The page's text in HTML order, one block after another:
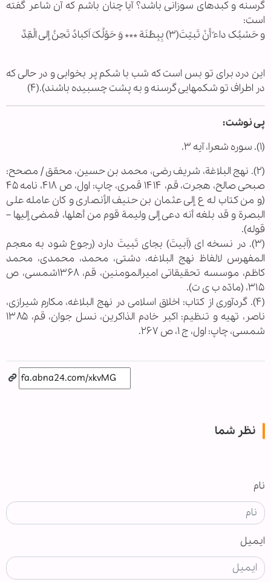
گرسنه و کبدهای سوزانی باشد؟ آیا چنان باشم که آن شاعر گفته
است:
و حَسْبُک داءً أَنْ تَبیْتَ(۳) بِبِطْنَة *** وَ حَوْلُکَ اَکبادُ تَحِنُ إلی الْقِدِّ
این درد برای تو بس است که شب با شکم پر بخوابی و در حالی که
در اطراف تو شکمهایی گرسنه و به پشت چسبیده باشند).(۴)
پی نوشت:
(۱). سوره شعرا، آیه ۳.
(۲). نهج البلاغة، شریف رضی، محمد بن حسین، محقق / مصحح:
صبحی صالح، هجرت، قم، ‌۱۴۱۴ قمری، چاپ: اول، ص ۴۱۸، نامه ۴۵
(و من کتاب له ع إلی عثمان بن حنیف الأنصاری و کان عامله علی
البصرة و قد بلغه أنه دعی إلی ولیمة قوم من أهلها، فمضی إلیها –
قوله).
(۳). در نسخه ای (اَبیتَ) بجای تَبیتَ دارد (رجوع شود به معجم
المفهرس لالفاظ نهج البلاغه، دشتی، محمد، محمدی، محمد
کاظم، موسسه تحقیقاتی امیرالمومنین، قم، ۱۳۶۸شمسی، ص
۳۱۵، (مادّه ب ی ت).
(۴). گردآوری از کتاب: اخلاق اسلامی در نهج البلاغه، مکارم شیرازی،
ناصر، تهیه و تنظیم: اکبر خادم الذاکرین، نسل جوان، قم، ۱۳۸۵
شمسی، چاپ: اول، ج ۱، ص ۲۶۷.
نظر شما
نام
ایمیل